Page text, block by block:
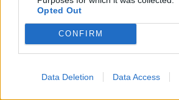
Opted Out
CONFIRM
Data Deletion Data Access
Συμβουλές Καριέρας
HR corner